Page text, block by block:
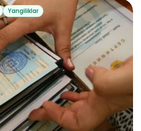
Yangiliklar